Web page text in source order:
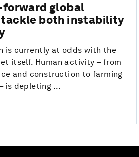
forward global
tackle both instability
is currently at odds with the
itself. Human activity – from
and construction to farming
is depleting ...